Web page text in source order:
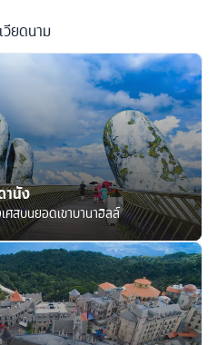
เวียดนาม
านัง
สบนยอดเขาบานาฮิลล์